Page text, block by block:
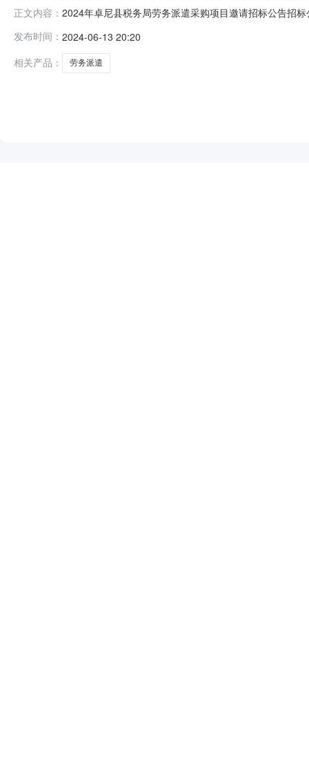
正文内容： 2024年卓尼县税务局劳务派遣采购项目邀请招标公告招
公告信息公告性质正常公告公告（报名）开始时间
发布时间： 2024-06-13 20:20
相关产品：
劳务派遣